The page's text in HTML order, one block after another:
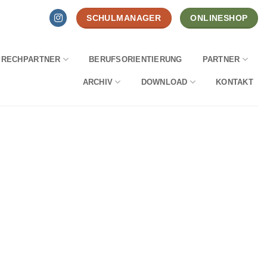
SCHULMANAGER ONLINESHOP
BERUFSORIENTIERUNG PARTNER
ARCHIV DOWNLOAD KONTAKT